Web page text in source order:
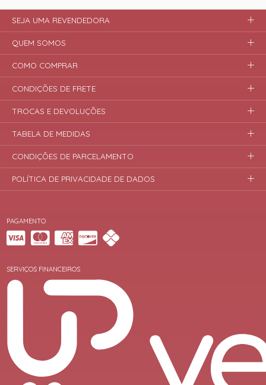
PAGAMENTO
SERVIÇOS FINANCEIROS
SEJA UMA REVENDEDORA
QUEM SOMOS
COMO COMPRAR
CONDIÇÕES DE FRETE
TROCAS E DEVOLUÇÕES
TABELA DE MEDIDAS
CONDIÇÕES DE PARCELAMENTO
POLÍTICA DE PRIVACIDADE DE DADOS